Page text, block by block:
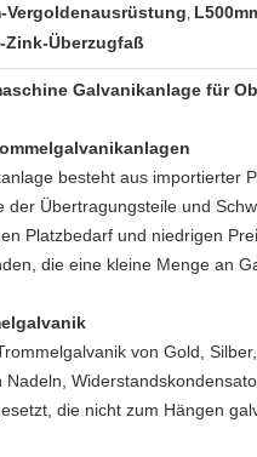
Vergoldenausrüstung,
Zink-Überzugfaß
Galvanikanlage für
besteht aus importierter
der Übertragungsteile und
Platzbedarf und niedrigen
die eine kleine Menge an
von Gold,
Nadeln,
die nicht zum Hängen